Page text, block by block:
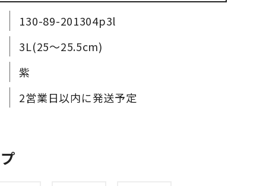
130-89-201304p3l
3L(25～25.5cm)
紫
2営業日以内に発送予定